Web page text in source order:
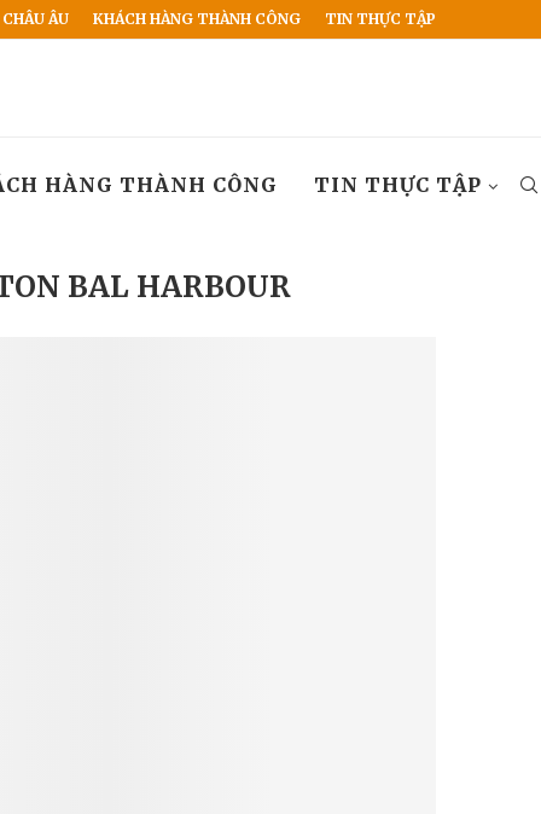
ÂU KHÁCH HÀNG THÀNH CÔNG TIN THỰC TẬP
HÀNG THÀNH CÔNG TIN THỰC TẬP
BAL HARBOUR